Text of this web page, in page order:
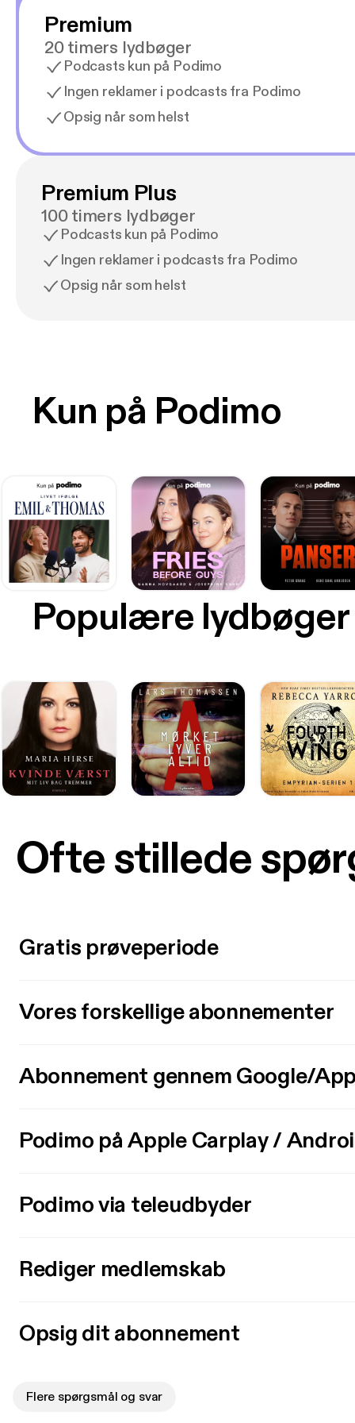
Premium
20 timers lydbøger
Podcasts kun på Podimo
Ingen reklamer i podcasts fra Podimo
Opsig når som helst
Premium Plus
100 timers lydbøger
Podcasts kun på Podimo
Ingen reklamer i podcasts fra Podimo
Opsig når som helst
Kun på Podimo
Populære lydbøger
Ofte stillede
Gratis prøveperiode
Vores forskellige abonnementer
Abonnement gennem Google/
Podimo på Apple Carplay /
Podimo via teleudbyder
Rediger medlemskab
Opsig dit abonnement
Flere spørgsmål og svar